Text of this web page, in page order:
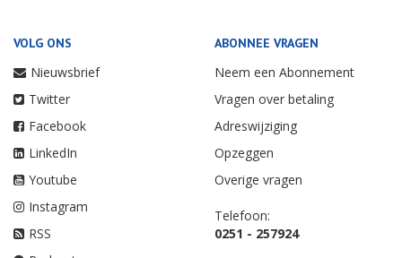
VOLG ONS
Nieuwsbrief
Twitter
Facebook
LinkedIn
Youtube
Instagram
RSS
ABONNEE VRAGEN
Neem een Abonnement
Vragen over betaling
Adreswijziging
Opzeggen
Overige vragen
Telefoon:
0251 - 257924